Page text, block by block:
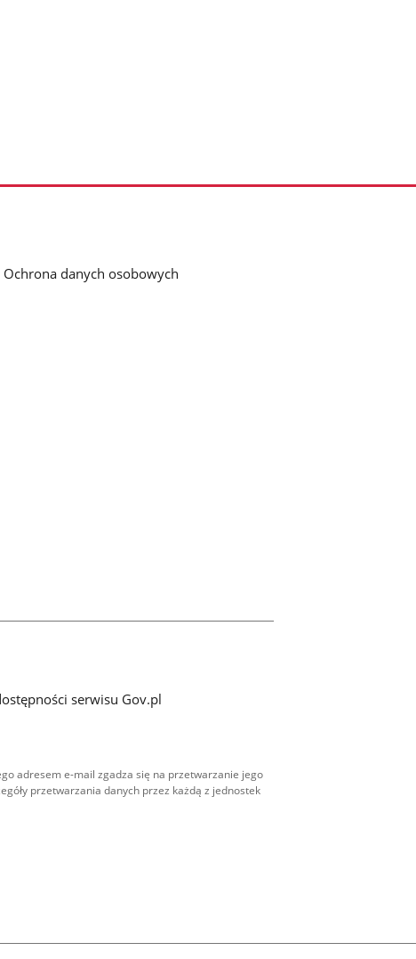
Ochrona danych osobowych
serwisu Gov.pl
adresem e-mail zgadza się na przetwarzanie jego
przetwarzania danych przez każdą z jednostek